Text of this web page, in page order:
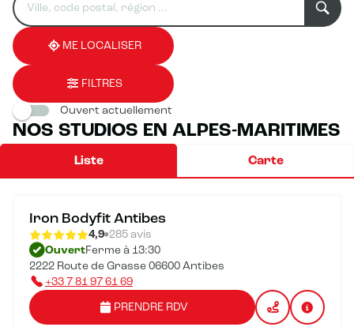
un
établissement
renseigner
une
adresse
résultat(s)
trouvé(s)
ME LOCALISER
FILTRES
Ouvert actuellement
NOS STUDIOS EN ALPES-MARITIMES
Liste Carte
Iron Bodyfit Antibes
4,9 285 avis
OuvertFerme à 13:30
2222 Route de Grasse 06600 Antibes
+33 7 81 97 61 69
PRENDRE RDV